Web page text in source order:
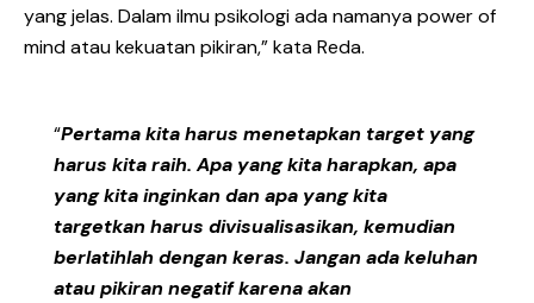
yang jelas. Dalam ilmu psikologi ada namanya power of
mind atau kekuatan pikiran,” kata Reda.
“Pertama kita harus menetapkan target yang
harus kita raih. Apa yang kita harapkan, apa
yang kita inginkan dan apa yang kita
targetkan harus divisualisasikan, kemudian
berlatihlah dengan keras. Jangan ada keluhan
atau pikiran negatif karena akan